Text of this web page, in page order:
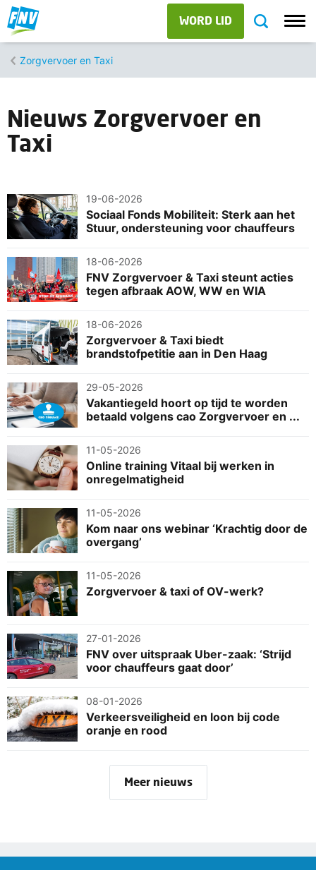
WORD LID
Zorgvervoer en Taxi
Nieuws Zorgvervoer en
Taxi
19-06-2026
Sociaal Fonds Mobiliteit: Sterk aan het
Stuur, ondersteuning voor chauffeurs
18-06-2026
FNV Zorgvervoer & Taxi steunt acties
tegen afbraak AOW, WW en WIA
18-06-2026
Zorgvervoer & Taxi biedt
brandstofpetitie aan in Den Haag
29-05-2026
Vakantiegeld hoort op tijd te worden
betaald volgens cao Zorgvervoer en ...
11-05-2026
Online training Vitaal bij werken in
onregelmatigheid
11-05-2026
Kom naar ons webinar ‘Krachtig door de
overgang’
11-05-2026
Zorgvervoer & taxi of OV-werk?
27-01-2026
FNV over uitspraak Uber-zaak: ‘Strijd
voor chauffeurs gaat door’
08-01-2026
Verkeersveiligheid en loon bij code
oranje en rood
Meer nieuws